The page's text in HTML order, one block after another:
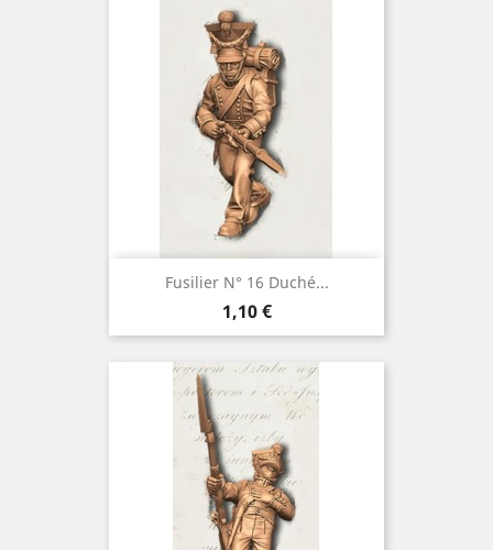
Fusilier N° 16 Duché...
Prix
1,10 €